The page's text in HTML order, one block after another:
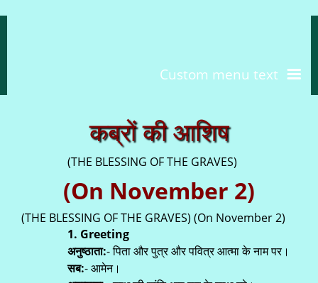
Custom menu text
कब्रों की आशिष
(THE BLESSING OF THE GRAVES)
(On November 2)
(THE BLESSING OF THE GRAVES) (On November 2)
1. Greeting
अनुष्ठाता:- पिता और पुत्र और पवित्र आत्मा के नाम पर।
सब:- आमेन।